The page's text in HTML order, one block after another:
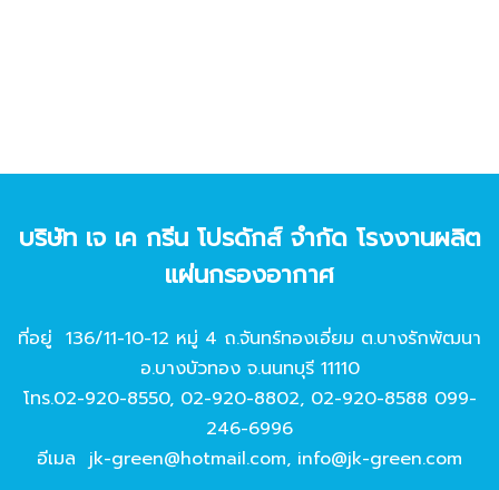
บริษัท เจ เค กรีน โปรดักส์ จํากัด โรงงานผลิต
แผ่นกรองอากาศ
ที่อยู่ 136/11-10-12 หมู่ 4 ถ.จันทร์ทองเอี่ยม ต.บางรักพัฒนา
อ.บางบัวทอง จ.นนทบุรี 11110
โทร.02-920-8550, 02-920-8802, 02-920-8588 099-
246-6996
อีเมล jk-green@hotmail.com, info@jk-green.com